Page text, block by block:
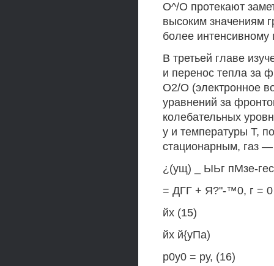
О^/О протекают
высоким значениям
более интенсивному
В третьей главе
и перенос тепла за
О2/О (электронное
уравнений за
колебательных
у и температуры Т,
стационарным, газ
¿(ущ) _ ЫЬг пМзе-гес
= ДГГ + Я?"-™0, г =
йх (15)
йх й{уПа)
р0у0 = ру, (16)